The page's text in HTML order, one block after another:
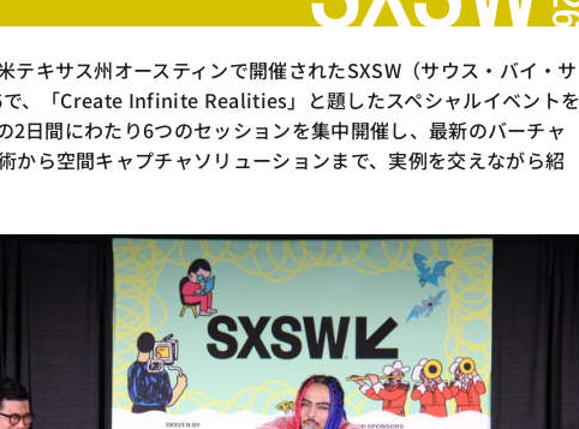
テキサス州オースティンで開催されたSXSW（サウス・バイ・サ
、「Create Infinite Realities」と題したスペシャルイベントを
2日間にわたり6つのセッションを集中開催し、最新のバーチャ
から空間キャプチャソリューションまで、実例を交えながら紹